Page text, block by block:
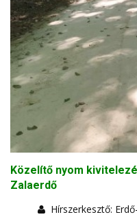
Közelítő nyom
Zalaerdő
Hírszerkesztő: